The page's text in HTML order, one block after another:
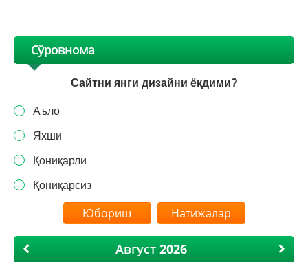
Сўровнома
Сайтни янги дизайни ёқдими?
Аъло
Яхши
Қониқарли
Қониқарсиз
Натижалар
Август